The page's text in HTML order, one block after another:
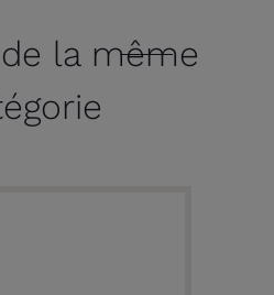
la même